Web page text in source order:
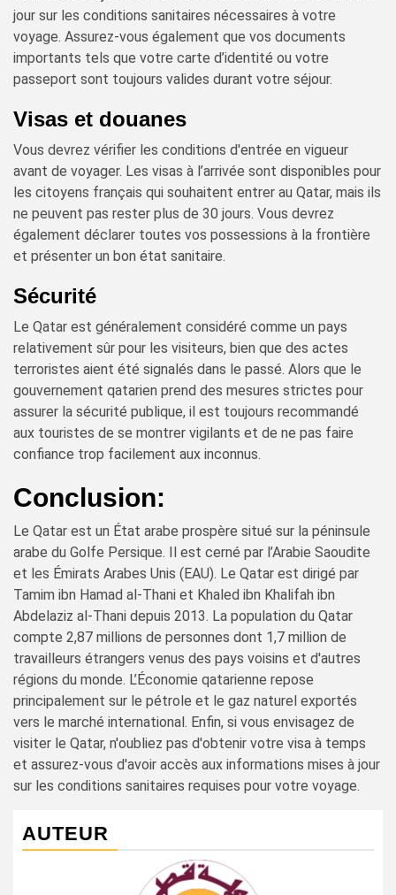
jour sur les conditions sanitaires nécessaires à votre
voyage. Assurez-vous également que vos documents
importants tels que votre carte d’identité ou votre
passeport sont toujours valides durant votre séjour.
Visas et douanes
Vous devrez vérifier les conditions d'entrée en vigueur
avant de voyager. Les visas à l’arrivée sont disponibles pour
les citoyens français qui souhaitent entrer au Qatar, mais ils
ne peuvent pas rester plus de 30 jours. Vous devrez
également déclarer toutes vos possessions à la frontière
et présenter un bon état sanitaire.
Sécurité
Le Qatar est généralement considéré comme un pays
relativement sûr pour les visiteurs, bien que des actes
terroristes aient été signalés dans le passé. Alors que le
gouvernement qatarien prend des mesures strictes pour
assurer la sécurité publique, il est toujours recommandé
aux touristes de se montrer vigilants et de ne pas faire
confiance trop facilement aux inconnus.
Conclusion:
Le Qatar est un État arabe prospère situé sur la péninsule
arabe du Golfe Persique. Il est cerné par l’Arabie Saoudite
et les Émirats Arabes Unis (EAU). Le Qatar est dirigé par
Tamim ibn Hamad al-Thani et Khaled ibn Khalifah ibn
Abdelaziz al-Thani depuis 2013. La population du Qatar
compte 2,87 millions de personnes dont 1,7 million de
travailleurs étrangers venus des pays voisins et d'autres
régions du monde. L’Économie qatarienne repose
principalement sur le pétrole et le gaz naturel exportés
vers le marché international. Enfin, si vous envisagez de
visiter le Qatar, n'oubliez pas d'obtenir votre visa à temps
et assurez-vous d'avoir accès aux informations mises à jour
sur les conditions sanitaires requises pour votre voyage.
AUTEUR